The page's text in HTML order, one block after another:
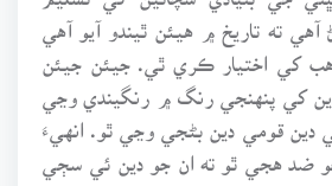
ته تاريخ ۾ هيئن ٿيندو آيو آهي
کي اختيار ڪري ٿي. جيئن جيئن
دين کي پنهنجي رنگ ۾ رنگيندي وڃي
دين قومي دين بڻجي وڃي ٿو. انهيءَ
ضد هجي ٿو ته ان جو دين ئي سڄي